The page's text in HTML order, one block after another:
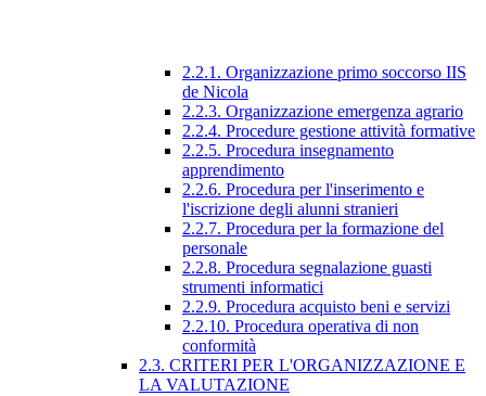
2.2.1. Organizzazione primo soccorso IIS
de Nicola
2.2.3. Organizzazione emergenza agrario
2.2.4. Procedure gestione attività formative
2.2.5. Procedura insegnamento
apprendimento
2.2.6. Procedura per l'inserimento e
l'iscrizione degli alunni stranieri
2.2.7. Procedura per la formazione del
personale
2.2.8. Procedura segnalazione guasti
strumenti informatici
2.2.9. Procedura acquisto beni e servizi
2.2.10. Procedura operativa di non
conformità
2.3. CRITERI PER L'ORGANIZZAZIONE E
LA VALUTAZIONE